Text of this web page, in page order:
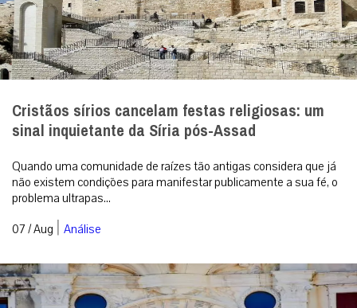
Cristãos sírios cancelam festas religiosas: um
sinal inquietante da Síria pós-Assad
Quando uma comunidade de raízes tão antigas considera que já
não existem condições para manifestar publicamente a sua fé, o
problema ultrapas...
07 / Aug | Análise